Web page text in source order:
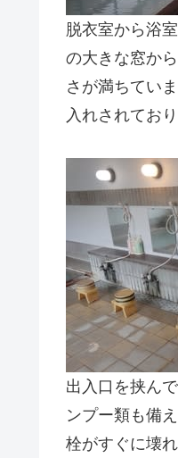
脱衣室から浴
の大きな窓か
さが満ちてい
入れされてお
出入口を挟ん
ンプー類も備
栓がすぐに壊